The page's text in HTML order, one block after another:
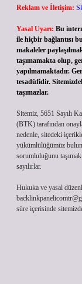
Reklam ve İletişim:
Yasal Uyarı: Bu
ile hiçbir bağlantısı
makaleler
taşımamakta olup,
yapılmamaktadır.
tesadüfidir.
taşımazlar.
Sitemiz, 5651 Sayılı
(BTK) tarafından
nedenle, sitedeki
yükümlülüğümüz
sorumluluğunu
sayılırlar.
Hukuka ve yasal
süre içerisinde